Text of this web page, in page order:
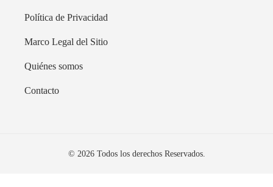
Política de Privacidad
Marco Legal del Sitio
Quiénes somos
Contacto
© 2026 Todos los derechos Reservados.